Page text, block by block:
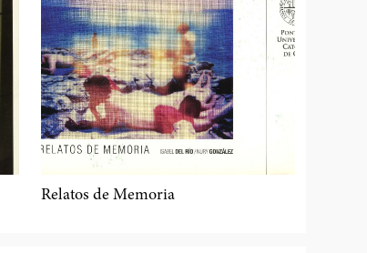
Relatos de Memoria